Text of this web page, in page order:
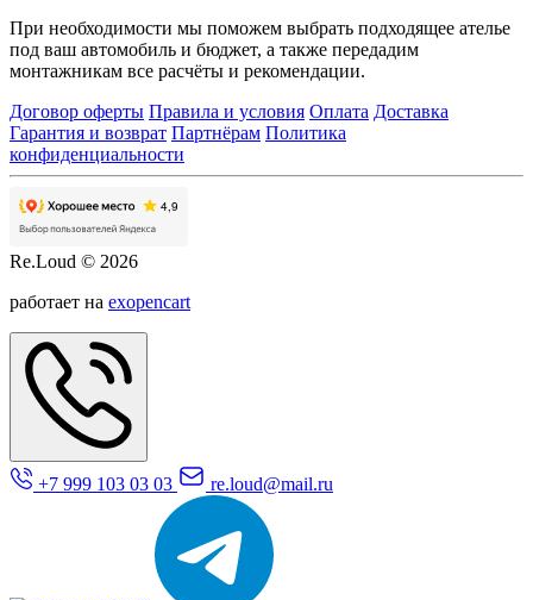
При необходимости мы поможем выбрать подходящее ателье
под ваш автомобиль и бюджет, а также передадим
монтажникам все расчёты и рекомендации.
Договор оферты Правила и условия Оплата Доставка
Гарантия и возврат Партнёрам Политика
конфиденциальности
Re.Loud © 2026
работает на exopencart
+7 999 103 03 03 re.loud@mail.ru